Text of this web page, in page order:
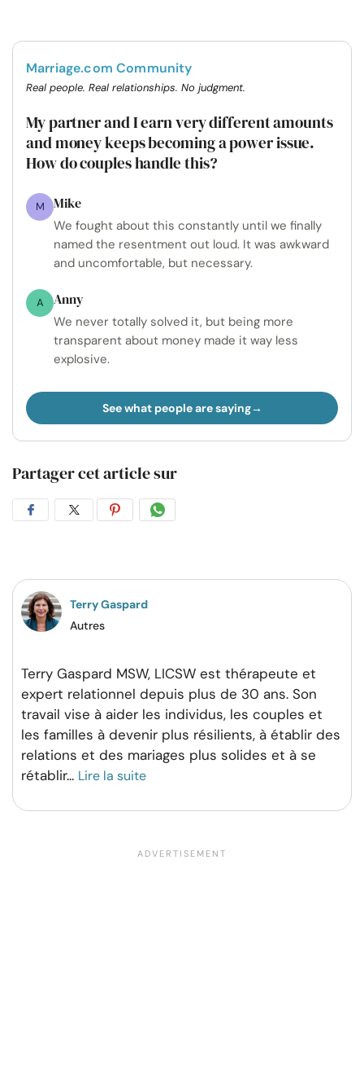
Marriage.com Community
Real people. Real relationships. No judgment.
My partner and I earn very different amounts
and money keeps becoming a power issue.
How do couples handle this?
M Mike
We fought about this constantly until we finally
named the resentment out loud. It was awkward
and uncomfortable, but necessary.
A Anny
We never totally solved it, but being more
transparent about money made it way less
explosive.
See what people are saying
Partager cet article sur
PartagerPartagerPartagerPartager
Terry Gaspard
Autres
Terry Gaspard MSW, LICSW est thérapeute et
expert relationnel depuis plus de 30 ans. Son
travail vise à aider les individus, les couples et
les familles à devenir plus résilients, à établir des
relations et des mariages plus solides et à se
rétablir... Lire la suite